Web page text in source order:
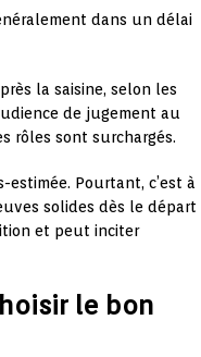
dans un délai
la saisine, selon les
de jugement au
rôles sont surchargés.
Pourtant, c’est à
solides dès le départ
et peut inciter
le bon